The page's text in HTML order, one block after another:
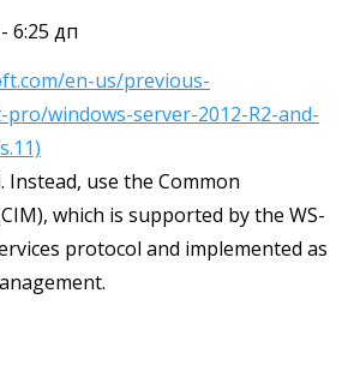
6:25 дп
en-us/previous-
windows-server-2012-R2-and-
Instead, use the Common
which is supported by the WS-
protocol and implemented as